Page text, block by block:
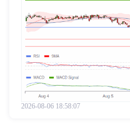
2026-08-06 18:58:07